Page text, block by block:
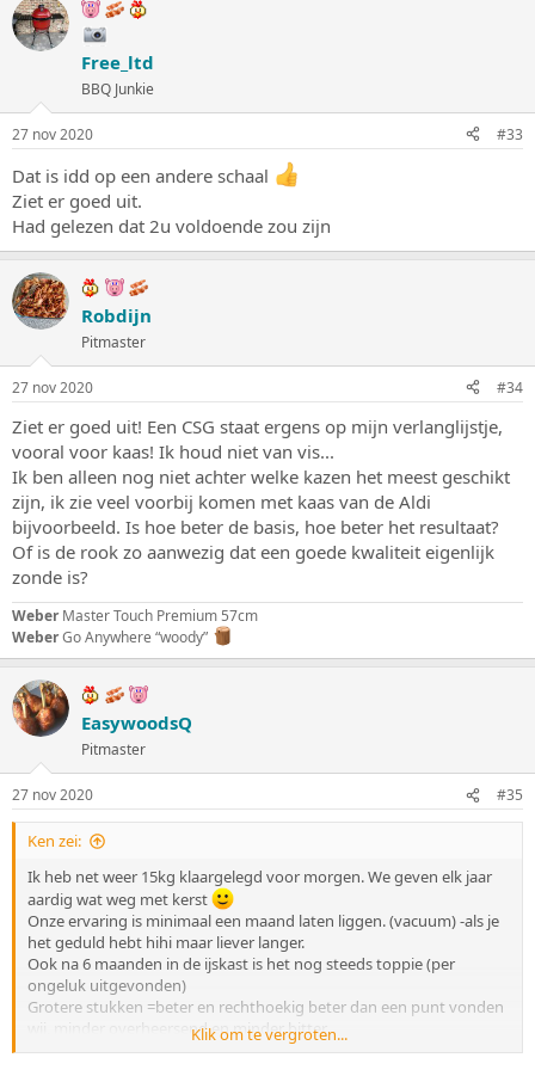
r
d
e
e
:
Free_ltd
BBQ Junkie
27 nov 2020 #33
Dat is idd op een andere schaal
Ziet er goed uit.
Had gelezen dat 2u voldoende zou zijn
Robdijn
Pitmaster
27 nov 2020 #34
Ziet er goed uit! Een CSG staat ergens op mijn verlanglijstje,
vooral voor kaas! Ik houd niet van vis...
Ik ben alleen nog niet achter welke kazen het meest geschikt
zijn, ik zie veel voorbij komen met kaas van de Aldi
bijvoorbeeld. Is hoe beter de basis, hoe beter het resultaat?
Of is de rook zo aanwezig dat een goede kwaliteit eigenlijk
zonde is?
Weber Master Touch Premium 57cm
WeberGo Anywhere “woody”
EasywoodsQ
Pitmaster
27 nov 2020 #35
Ken zei:
Ik heb net weer 15kg klaargelegd voor morgen. We geven elk jaar
aardig wat weg met kerst
Onze ervaring is minimaal een maand laten liggen. (vacuum) -als je
het geduld hebt hihi maar liever langer.
Ook na 6 maanden in de ijskast is het nog steeds toppie (per
ongeluk uitgevonden)
Grotere stukken =beter en rechthoekig beter dan een punt vonden
wij, minder overheersend en minder bitter
We zijn begonnen met 2 uur, maar inmiddels al 10 uur. Het ligt aan
Klik om te vergroten...